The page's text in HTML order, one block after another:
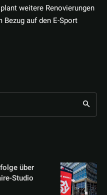
weitere Renovierungen
auf den E-Sport
über
Studio